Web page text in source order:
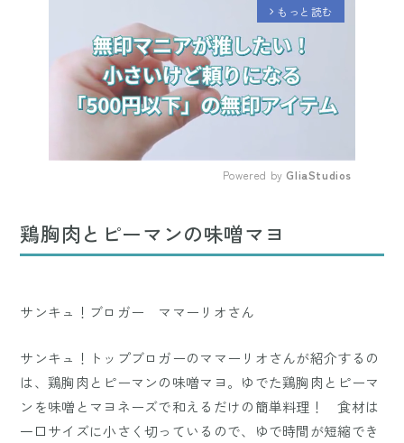
arrow_forward_ios もっと読む
Powered by GliaStudios
鶏胸肉とピーマンの味噌マヨ
サンキュ！ブロガー ママーリオさん
サンキュ！トップブロガーのママーリオさんが紹介するの
は、鶏胸肉とピーマンの味噌マヨ。ゆでた鶏胸肉とピーマ
ンを味噌とマヨネーズで和えるだけの簡単料理！ 食材は
一口サイズに小さく切っているので、ゆで時間が短縮でき